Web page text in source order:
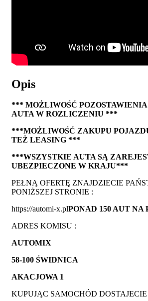
Opis
*** MOŻLIWOŚĆ POZOSTAWIENIA
AUTA W ROZLICZENIU ***
***MOŻLIWOŚĆ ZAKUPU
TEŻ LEASING ***
***WSZYSTKIE AUTA SĄ
UBEZPIECZONE W KRAJU***
PEŁNĄ OFERTĘ ZNAJDZIECIE
PONIŻSZEJ STRONIE :
https://automi-x.plPONAD 150 AUT NA
ADRES KOMISU :
AUTOMIX
58-100 ŚWIDNICA
AKACJOWA 1
KUPUJĄC SAMOCHÓD